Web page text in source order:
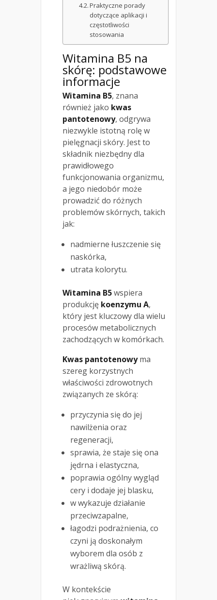
Praktyczne porady
dotyczące aplikacji i
częstotliwości
stosowania
Witamina B5 na
skórę: podstawowe
informacje
Witamina B5, znana
również jako kwas
pantotenowy, odgrywa
niezwykle istotną rolę w
pielęgnacji skóry. Jest to
składnik niezbędny dla
prawidłowego
funkcjonowania organizmu,
a jego niedobór może
prowadzić do różnych
problemów skórnych, takich
jak:
nadmierne łuszczenie się
naskórka,
utrata kolorytu.
Witamina B5wspiera
produkcję koenzymu A,
który jest kluczowy dla wielu
procesów metabolicznych
zachodzących w komórkach.
Kwas pantotenowyma
szereg korzystnych
właściwości zdrowotnych
związanych ze skórą:
przyczynia się do jej
nawilżenia oraz
regeneracji,
sprawia, że staje się ona
jędrna i elastyczna,
poprawia ogólny wygląd
cery i dodaje jej blasku,
w wykazuje działanie
przeciwzapalne,
łagodzi podrażnienia, co
czyni ją doskonałym
wyborem dla osób z
wrażliwą skórą.
W kontekście